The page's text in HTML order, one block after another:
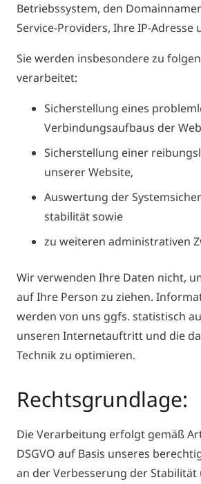
Betriebssystem, den
Service-Providers, Ihre IP-Adresse
Sie werden insbesondere zu
verarbeitet:
Sicherstellung eines
Verbindungsaufbaus der
Sicherstellung einer
unserer Website,
Auswertung der
stabilität sowie
zu weiteren administrativen
Wir verwenden Ihre Daten nicht,
auf Ihre Person zu ziehen.
werden von uns ggfs. statistisch
unseren Internetauftritt und die
Technik zu optimieren.
Rechtsgrundlage:
Die Verarbeitung erfolgt gemäß
DSGVO auf Basis unseres
an der Verbesserung der Stabilität